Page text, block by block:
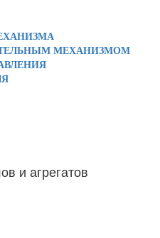
МЕХАНИЗМОМ
и агрегатов